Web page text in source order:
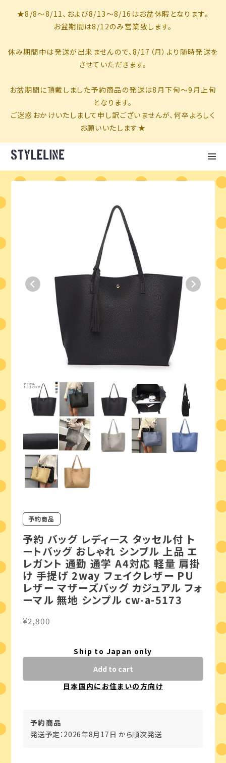
予約商品
予約 バッグ レディース タッセル付 ト
ートバッグ おしゃれ シンプル 上品 エ
レガント 通勤 通学 A4対応 軽量 肩掛
け 手提げ 2way フェイクレザー PU
レザー マザーズバッグ カジュアル フォ
ーマル 無地 シンプル cw-a-5173
¥2,800
Ship to Japan only
Add to cart
日本国内にお住まいの方向け
予約商品
発送予定：2026年8月17日 から順次発送